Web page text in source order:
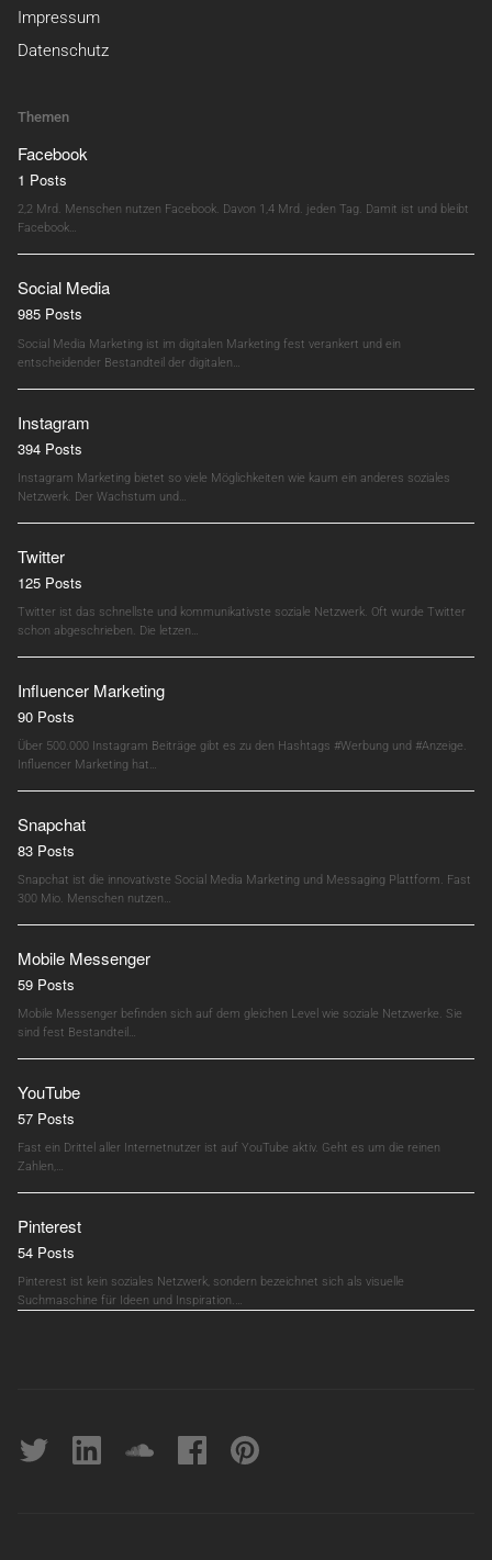
Impressum
Datenschutz
Themen
Facebook
1 Posts
2,2 Mrd. Menschen nutzen Facebook. Davon 1,4 Mrd. jeden Tag. Damit ist und bleibt
Facebook…
Social Media
985 Posts
Social Media Marketing ist im digitalen Marketing fest verankert und ein
entscheidender Bestandteil der digitalen…
Instagram
394 Posts
Instagram Marketing bietet so viele Möglichkeiten wie kaum ein anderes soziales
Netzwerk. Der Wachstum und…
Twitter
125 Posts
Twitter ist das schnellste und kommunikativste soziale Netzwerk. Oft wurde Twitter
schon abgeschrieben. Die letzen…
Influencer Marketing
90 Posts
Über 500.000 Instagram Beiträge gibt es zu den Hashtags #Werbung und #Anzeige.
Influencer Marketing hat…
Snapchat
83 Posts
Snapchat ist die innovativste Social Media Marketing und Messaging Plattform. Fast
300 Mio. Menschen nutzen…
Mobile Messenger
59 Posts
Mobile Messenger befinden sich auf dem gleichen Level wie soziale Netzwerke. Sie
sind fest Bestandteil…
YouTube
57 Posts
Fast ein Drittel aller Internetnutzer ist auf YouTube aktiv. Geht es um die reinen
Zahlen,…
Pinterest
54 Posts
Pinterest ist kein soziales Netzwerk, sondern bezeichnet sich als visuelle
Suchmaschine für Ideen und Inspiration.…
Twitter linkedin soundcloudFacebookpinterest